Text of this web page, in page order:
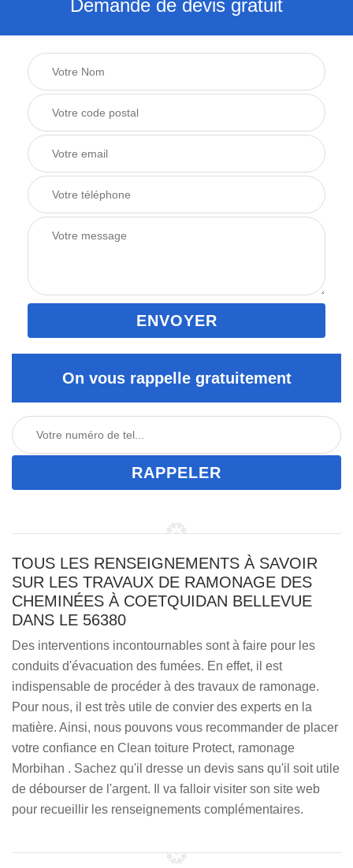
Demande de devis gratuit
On vous rappelle gratuitement
TOUS LES RENSEIGNEMENTS À SAVOIR
SUR LES TRAVAUX DE RAMONAGE DES
CHEMINÉES À COETQUIDAN BELLEVUE
DANS LE 56380
Des interventions incontournables sont à faire pour les
conduits d'évacuation des fumées. En effet, il est
indispensable de procéder à des travaux de ramonage.
Pour nous, il est très utile de convier des experts en la
matière. Ainsi, nous pouvons vous recommander de placer
votre confiance en Clean toiture Protect, ramonage
Morbihan . Sachez qu'il dresse un devis sans qu'il soit utile
de débourser de l'argent. Il va falloir visiter son site web
pour recueillir les renseignements complémentaires.